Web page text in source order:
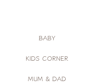
s
BABY
KIDS CORNER
MUM & DAD